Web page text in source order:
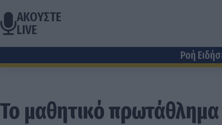
ΑΚΟΥΣΤΕ
LIVE
Ροή
Το μαθητικό πρωτάθλημα